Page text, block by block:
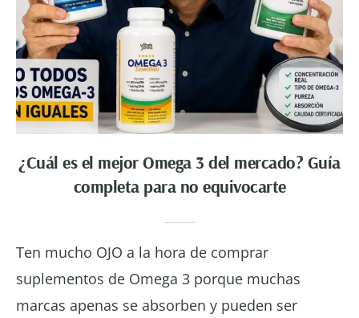
¿Cuál es el mejor Omega 3 del mercado? Guía
completa para no equivocarte
Ten mucho OJO a la hora de comprar
suplementos de Omega 3 porque muchas
marcas apenas se absorben y pueden ser